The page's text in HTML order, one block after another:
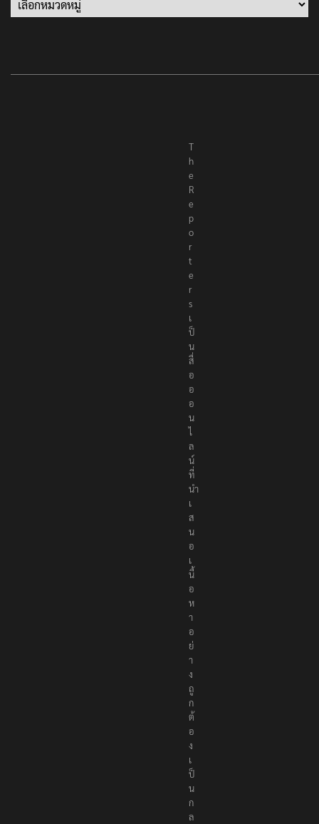
T
h
e
R
e
p
o
r
t
e
r
s
เ
ป็
น
สื่
อ
อ
อ
น
ไ
ล
น์
ที่
นำ
เ
ส
น
อ
เ
นื้
อ
ห
า
อ
ย่
า
ง
ถู
ก
ต้
อ
ง
เ
ป็
น
ก
ล